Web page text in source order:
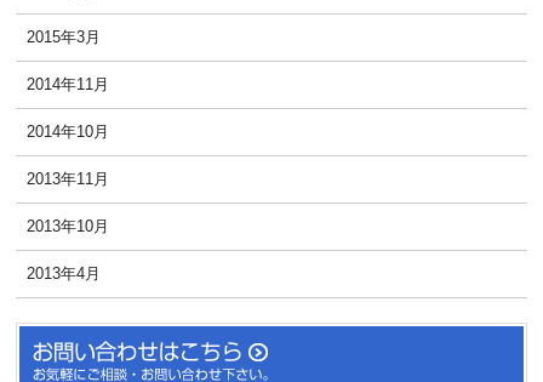
2015年3月
2014年11月
2014年10月
2013年11月
2013年10月
2013年4月